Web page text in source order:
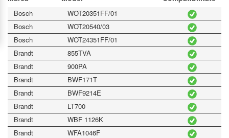
Bosch
WOT20351FF/01
Bosch
WOT20540/03
Bosch
WOT24351FF/01
Brandt
855TVA
Brandt
900PA
Brandt
BWF171T
Brandt
BWF9214E
Brandt
LT700
Brandt
WBF 1126K
Brandt
WFA1046F